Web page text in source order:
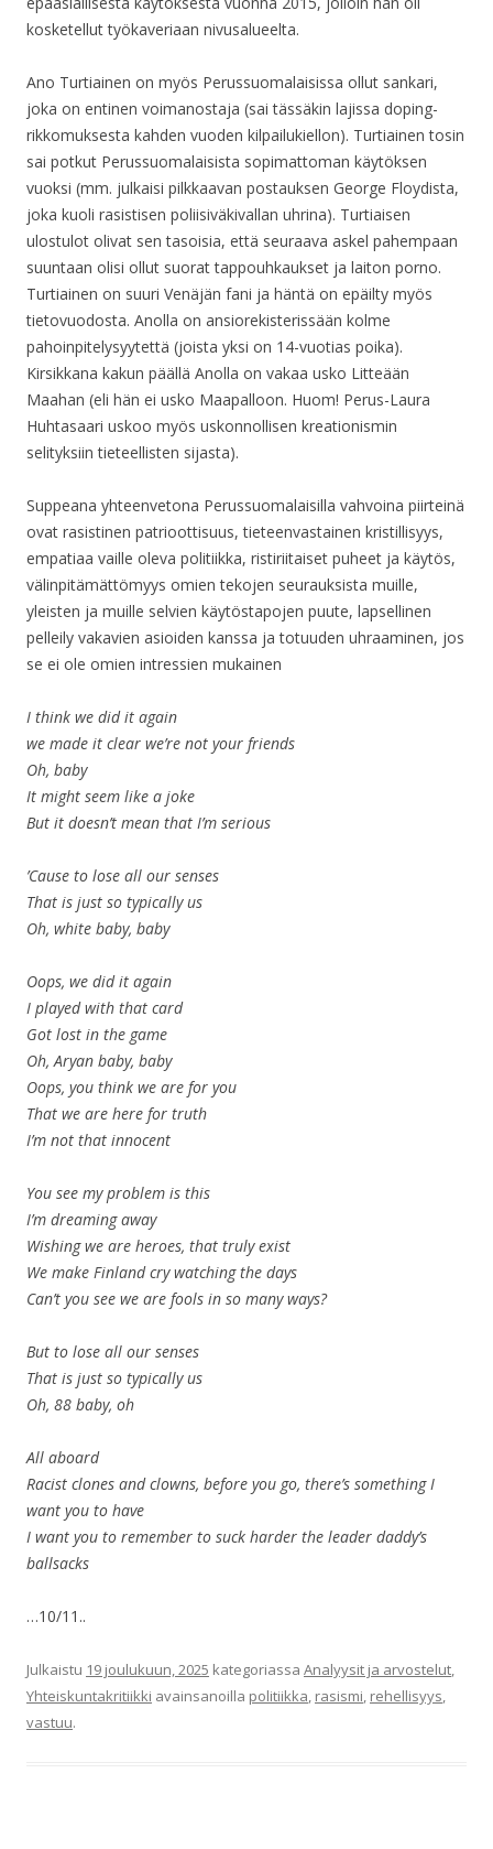
kosketellut työkaveriaan nivusalueelta.
Ano Turtiainen on myös Perussuomalaisissa ollut sankari,
joka on entinen voimanostaja (sai tässäkin lajissa doping-
rikkomuksesta kahden vuoden kilpailukiellon). Turtiainen tosin
sai potkut Perussuomalaisista sopimattoman käytöksen
vuoksi (mm. julkaisi pilkkaavan postauksen George Floydista,
joka kuoli rasistisen poliisiväkivallan uhrina). Turtiaisen
ulostulot olivat sen tasoisia, että seuraava askel pahempaan
suuntaan olisi ollut suorat tappouhkaukset ja laiton porno.
Turtiainen on suuri Venäjän fani ja häntä on epäilty myös
tietovuodosta. Anolla on ansiorekisterissään kolme
pahoinpitelysyytettä (joista yksi on 14-vuotias poika).
Kirsikkana kakun päällä Anolla on vakaa usko Litteään
Maahan (eli hän ei usko Maapalloon. Huom! Perus-Laura
Huhtasaari uskoo myös uskonnollisen kreationismin
selityksiin tieteellisten sijasta).
Suppeana yhteenvetona Perussuomalaisilla vahvoina piirteinä
ovat rasistinen patrioottisuus, tieteenvastainen kristillisyys,
empatiaa vaille oleva politiikka, ristiriitaiset puheet ja käytös,
välinpitämättömyys omien tekojen seurauksista muille,
yleisten ja muille selvien käytöstapojen puute, lapsellinen
pelleily vakavien asioiden kanssa ja totuuden uhraaminen, jos
se ei ole omien intressien mukainen
I think we did it again
we made it clear we’re not your friends
Oh, baby
It might seem like a joke
But it doesn’t mean that I’m serious
’Cause to lose all our senses
That is just so typically us
Oh, white baby, baby
Oops, we did it again
I played with that card
Got lost in the game
Oh, Aryan baby, baby
Oops, you think we are for you
That we are here for truth
I’m not that innocent
You see my problem is this
I’m dreaming away
Wishing we are heroes, that truly exist
We make Finland cry watching the days
Can’t you see we are fools in so many ways?
But to lose all our senses
That is just so typically us
Oh, 88 baby, oh
All aboard
Racist clones and clowns, before you go, there’s something I
want you to have
I want you to remember to suck harder the leader daddy’s
ballsacks
…10/11..
Julkaistu 19 joulukuun, 2025 kategoriassa Analyysit ja arvostelut,
Yhteiskuntakritiikki avainsanoilla politiikka, rasismi, rehellisyys,
vastuu.